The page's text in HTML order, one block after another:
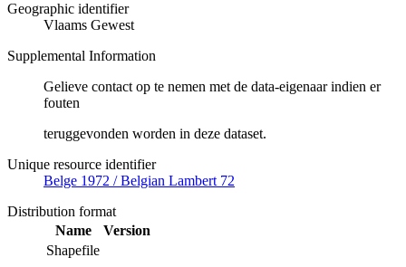
Geographic identifier
Vlaams Gewest
Supplemental Information
Gelieve contact op te nemen met de data-eigenaar indien er
fouten
teruggevonden worden in deze dataset.
Unique resource identifier
Belge 1972 / Belgian Lambert 72
Distribution format
Name
Version
Shapefile